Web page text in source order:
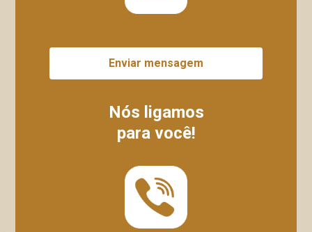
Enviar mensagem
Nós ligamos
para você!